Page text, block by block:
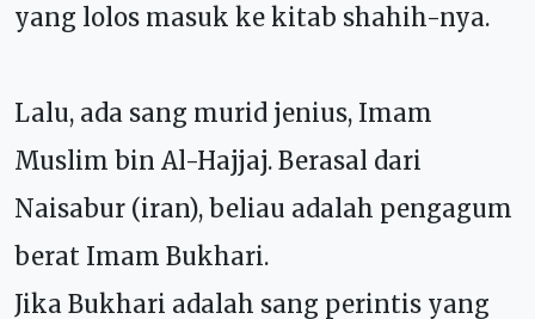
yang lolos masuk ke kitab shahih-nya.
Lalu, ada sang murid jenius, Imam
Muslim bin Al-Hajjaj. Berasal dari
Naisabur (iran), beliau adalah pengagum
berat Imam Bukhari.
Jika Bukhari adalah sang perintis yang